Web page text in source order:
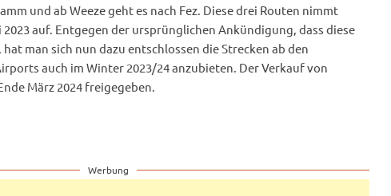
und ab Weeze geht es nach Fez. Diese drei Routen nimmt
auf. Entgegen der ursprünglichen Ankündigung, dass diese
man sich nun dazu entschlossen die Strecken ab den
auch im Winter 2023/24 anzubieten. Der Verkauf von
März 2024 freigegeben.
Werbung